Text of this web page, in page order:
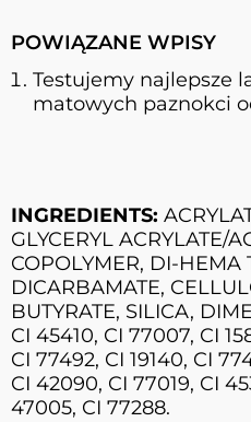
POWIĄZANE WPISY
Testujemy najlepsze
matowych paznokci
INGREDIENTS:
GLYCERYL ACRYLATE/
COPOLYMER, DI-HEMA
DICARBAMATE,
BUTYRATE, SILICA,
CI 45410, CI 77007, CI
CI 77492, CI 19140, CI
CI 42090, CI 77019, CI
47005, CI 77288.